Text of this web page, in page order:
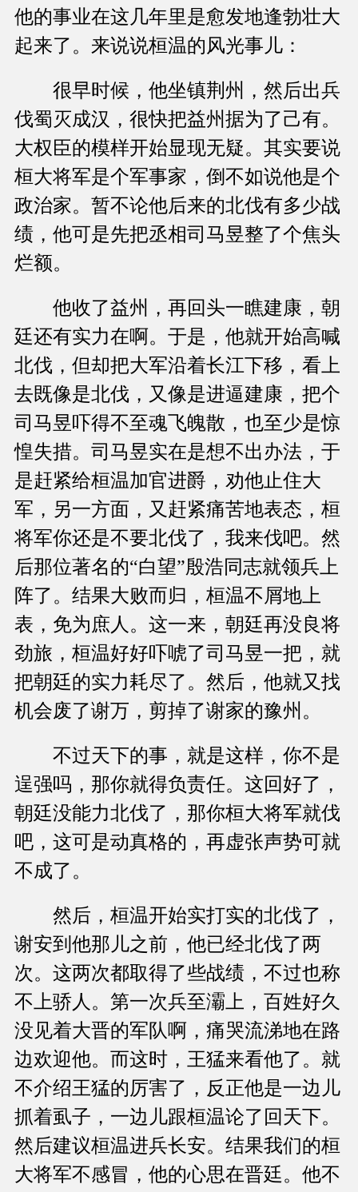
他的事业在这几年里是愈发地逢勃壮大
起来了。来说说桓温的风光事儿：
很早时候，他坐镇荆州，然后出兵
伐蜀灭成汉，很快把益州据为了己有。
大权臣的模样开始显现无疑。其实要说
桓大将军是个军事家，倒不如说他是个
政治家。暂不论他后来的北伐有多少战
绩，他可是先把丞相司马昱整了个焦头
烂额。
他收了益州，再回头一瞧建康，朝
廷还有实力在啊。于是，他就开始高喊
北伐，但却把大军沿着长江下移，看上
去既像是北伐，又像是进逼建康，把个
司马昱吓得不至魂飞魄散，也至少是惊
惶失措。司马昱实在是想不出办法，于
是赶紧给桓温加官进爵，劝他止住大
军，另一方面，又赶紧痛苦地表态，桓
将军你还是不要北伐了，我来伐吧。然
后那位著名的“白望”殷浩同志就领兵上
阵了。结果大败而归，桓温不屑地上
表，免为庶人。这一来，朝廷再没良将
劲旅，桓温好好吓唬了司马昱一把，就
把朝廷的实力耗尽了。然后，他就又找
机会废了谢万，剪掉了谢家的豫州。
不过天下的事，就是这样，你不是
逞强吗，那你就得负责任。这回好了，
朝廷没能力北伐了，那你桓大将军就伐
吧，这可是动真格的，再虚张声势可就
不成了。
然后，桓温开始实打实的北伐了，
谢安到他那儿之前，他已经北伐了两
次。这两次都取得了些战绩，不过也称
不上骄人。第一次兵至灞上，百姓好久
没见着大晋的军队啊，痛哭流涕地在路
边欢迎他。而这时，王猛来看他了。就
不介绍王猛的厉害了，反正他是一边儿
抓着虱子，一边儿跟桓温论了回天下。
然后建议桓温进兵长安。结果我们的桓
大将军不感冒，他的心思在晋廷。他不